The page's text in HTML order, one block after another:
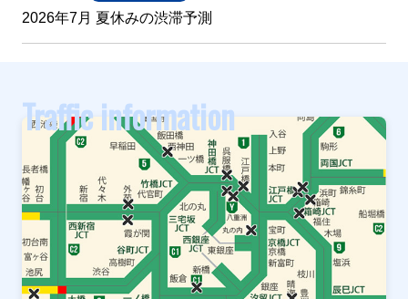
2026年7月 夏休みの渋滞予測
Traffic information